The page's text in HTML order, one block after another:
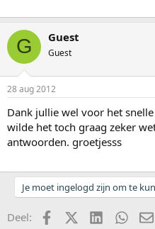
G Guest
Guest
28 aug 2012
Dank jullie wel voor het
wilde het toch graag zeker
antwoorden. groetjesss
Je moet ingelogd zijn om te
Deel: FacebookX (Twitter)LinkedIn